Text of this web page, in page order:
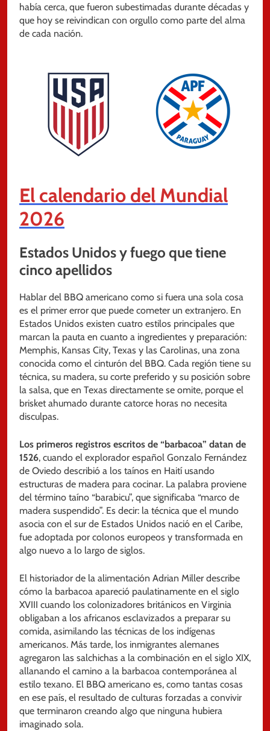
había cerca, que fueron subestimadas durante décadas y
que hoy se reivindican con orgullo como parte del alma
de cada nación.
El calendario del Mundial
2026
Estados Unidos y fuego que tiene
cinco apellidos
Hablar del BBQ americano como si fuera una sola cosa
es el primer error que puede cometer un extranjero. En
Estados Unidos existen cuatro estilos principales que
marcan la pauta en cuanto a ingredientes y preparación:
Memphis, Kansas City, Texas y las Carolinas, una zona
conocida como el cinturón del BBQ. Cada región tiene su
técnica, su madera, su corte preferido y su posición sobre
la salsa, que en Texas directamente se omite, porque el
brisket ahumado durante catorce horas no necesita
disculpas.
Los primeros registros escritos de “barbacoa” datan de
1526, cuando el explorador español Gonzalo Fernández
de Oviedo describió a los taínos en Haití usando
estructuras de madera para cocinar. La palabra proviene
del término taíno “barabicu”, que significaba “marco de
madera suspendido”. Es decir: la técnica que el mundo
asocia con el sur de Estados Unidos nació en el Caribe,
fue adoptada por colonos europeos y transformada en
algo nuevo a lo largo de siglos.
El historiador de la alimentación Adrian Miller describe
cómo la barbacoa apareció paulatinamente en el siglo
XVIII cuando los colonizadores británicos en Virginia
obligaban a los africanos esclavizados a preparar su
comida, asimilando las técnicas de los indígenas
americanos. Más tarde, los inmigrantes alemanes
agregaron las salchichas a la combinación en el siglo XIX,
allanando el camino a la barbacoa contemporánea al
estilo texano. El BBQ americano es, como tantas cosas
en ese país, el resultado de culturas forzadas a convivir
que terminaron creando algo que ninguna hubiera
imaginado sola.